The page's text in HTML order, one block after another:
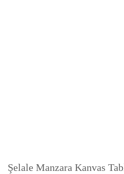
Şelale Manzara Kanvas